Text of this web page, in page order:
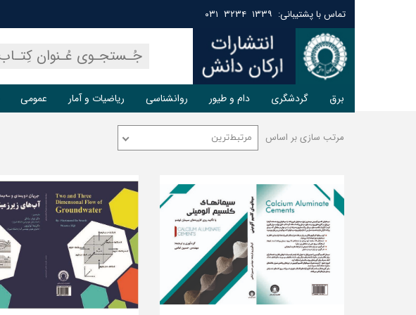
برق گردشگری دام و طیور روانشناسی ریاضیات و آمار عمومی
تماس با پشتیبانی: ۱۳۳۹ ۳۲۳۴ ۰۳۱
مرتب سازی بر اساس مرتبط‌ترین